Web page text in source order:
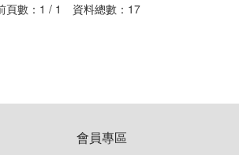
頁數：1 / 1 資料總數：17
會員專區